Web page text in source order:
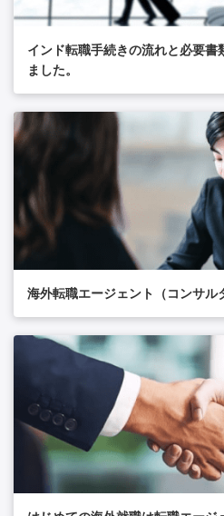
インド転職手続きの流れと必要書
ました。
海外転職エージェント（コンサル